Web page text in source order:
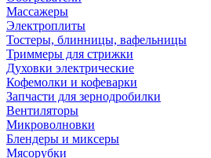
Массажеры
Электроплиты
Тостеры, блинницы, вафельницы
Триммеры для стрижки
Духовки электрические
Кофемолки и кофеварки
Запчасти для зернодробилки
Вентиляторы
Микроволновки
Блендеры и миксеры
Мясорубки